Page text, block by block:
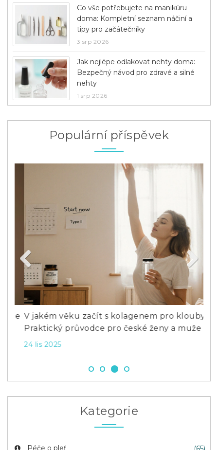
Co vše potřebujete na manikúru
doma: Kompletní seznam náčiní a
tipy pro začátečníky
3 srp 2026
Jak nejlépe odlakovat nehty doma:
Bezpečný návod pro zdravé a silné
nehty
1 srp 2026
Populární příspěvek
V jakém věku začít s kolagenem pro klouby?
Praktický průvodce pro české ženy a muže
24 lis 2025
Previous Next
Kategorie